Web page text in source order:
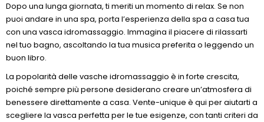
Dopo una lunga giornata, ti meriti un momento di relax. Se non
puoi andare in una spa, porta l’esperienza della spa a casa tua
con una vasca idromassaggio. Immagina il piacere di rilassarti
nel tuo bagno, ascoltando la tua musica preferita o leggendo un
buon libro.
La popolarità delle vasche idromassaggio è in forte crescita,
poiché sempre più persone desiderano creare un’atmosfera di
benessere direttamente a casa. Vente-unique è qui per aiutarti a
scegliere la vasca perfetta per le tue esigenze, con tanti criteri da